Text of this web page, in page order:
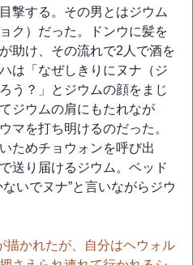
撃する。その男とはジウム
ク）だった。ドンウに髪を
助け、その流れで2人で酒を
は「なぜしきりにヌナ（ジ
う？」とジウムの顔をまじ
ジウムの肩にもたれなが
マを打ち明けるのだった。
ためチョウォンを呼び出
送り届けるジウム。ベッド
いでヌナ”と言いながらジウ
描かれたが、自分はヘウォル